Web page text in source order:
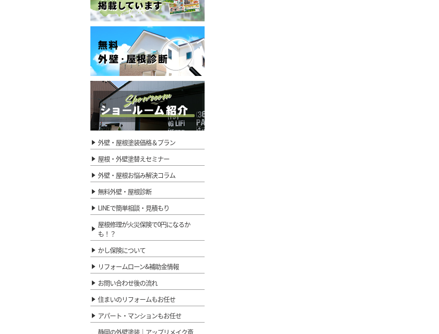
外壁・屋根塗装価格＆プラン
屋根・外壁塗替えセミナー
外壁・屋根お悩み解決コラム
無料外壁・屋根診断
LINEで簡単相談・見積もり
屋根修理が火災保険で0円になるか
も！？
かし保険について
リフォームローン&補助金情報
お問い合わせ後の流れ
住まいのリフォームもお任せ
アパート・マンションもお任せ
静岡の外壁塗装｜アップリメイク斎